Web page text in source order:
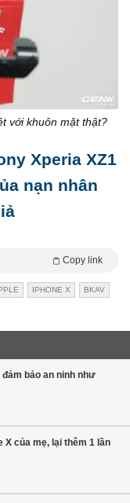
với khuôn mặt thật?
Xperia XZ1
nạn nhân
Copy link
IPHONE X BKAV
bảo an ninh như
của mẹ, lại thêm 1 lần